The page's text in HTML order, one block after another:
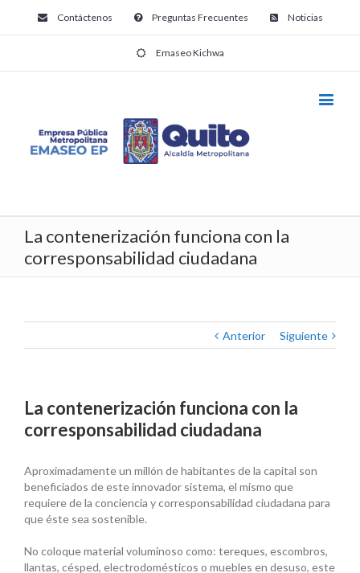
Contáctenos Preguntas Frecuentes Noticias
Emaseo Kichwa
La contenerización funciona con la
corresponsabilidad ciudadana
Anterior Siguiente
La contenerización funciona con la
corresponsabilidad ciudadana
Aproximadamente un millón de habitantes de la capital son
beneficiados de este innovador sistema, el mismo que
requiere de la conciencia y corresponsabilidad ciudadana para
que éste sea sostenible.
No coloque material voluminoso como: tereques, escombros,
llantas, césped, electrodomésticos o muebles en desuso, este